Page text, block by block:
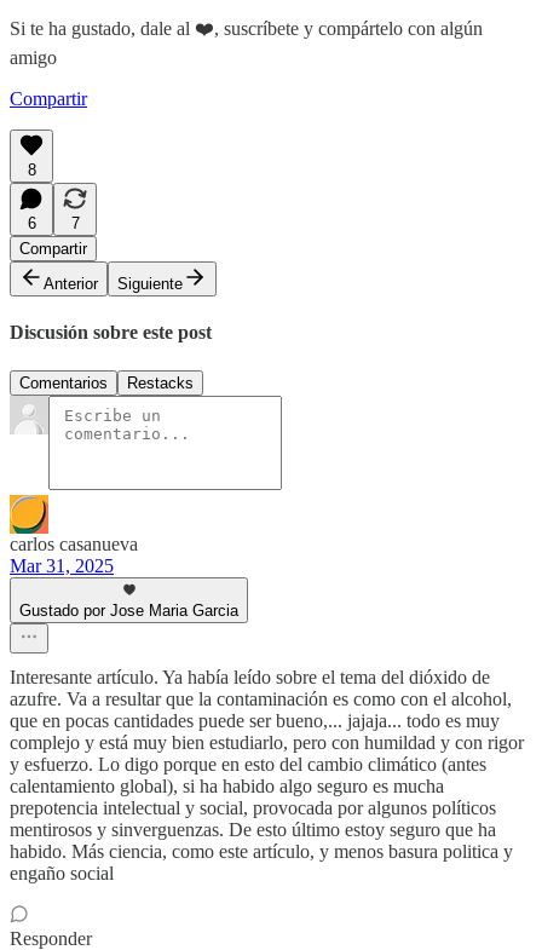
Si te ha gustado, dale al ❤️, suscríbete y compártelo con algún
amigo
Compartir
8
6
7
Compartir
Anterior
Siguiente
Discusión sobre este post
Comentarios Restacks
carlos casanueva
Mar 31, 2025
Gustado por Jose Maria Garcia
Interesante artículo. Ya había leído sobre el tema del dióxido de
azufre. Va a resultar que la contaminación es como con el alcohol,
que en pocas cantidades puede ser bueno,... jajaja... todo es muy
complejo y está muy bien estudiarlo, pero con humildad y con rigor
y esfuerzo. Lo digo porque en esto del cambio climático (antes
calentamiento global), si ha habido algo seguro es mucha
prepotencia intelectual y social, provocada por algunos políticos
mentirosos y sinverguenzas. De esto último estoy seguro que ha
habido. Más ciencia, como este artículo, y menos basura politica y
engaño social
Responder